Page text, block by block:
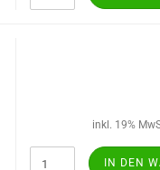
inkl. 19%
IN DEN